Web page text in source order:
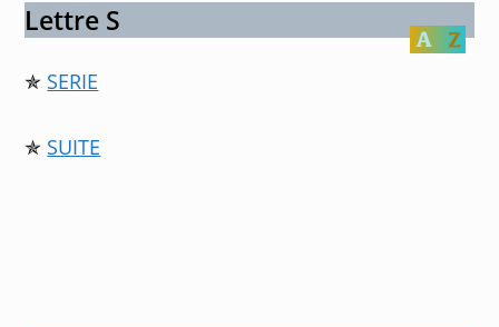
Lettre S
✯ SERIE
✯ SUITE